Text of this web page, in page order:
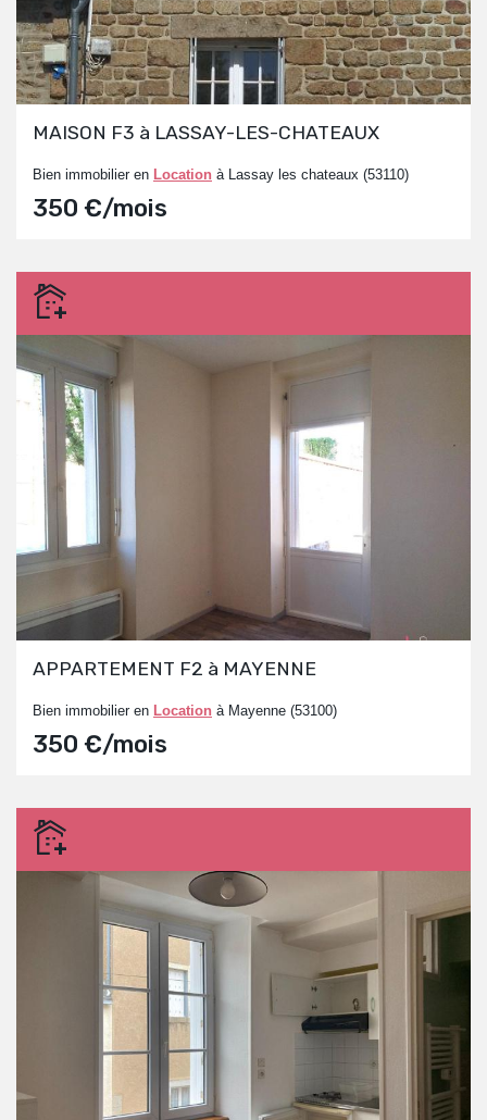
MAISON F3 à LASSAY-LES-CHATEAUX
Bien immobilier en Location à Lassay les chateaux (53110)
350 €/mois
APPARTEMENT F2 à MAYENNE
Bien immobilier en Location à Mayenne (53100)
350 €/mois